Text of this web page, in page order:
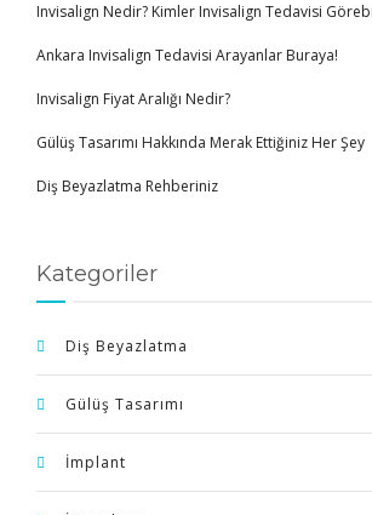
Invisalign Nedir? Kimler Invisalign Tedavisi
Ankara Invisalign Tedavisi Arayanlar Buraya!
Invisalign Fiyat Aralığı Nedir?
Gülüş Tasarımı Hakkında Merak Ettiğiniz Her Şey
Diş Beyazlatma Rehberiniz
Kategoriler
Diş Beyazlatma
Gülüş Tasarımı
İmplant